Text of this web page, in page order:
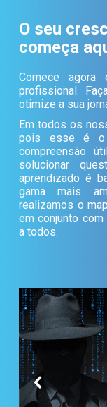
O seu
começa
Comece
profissional.
otimize a sua
Em todos os
pois esse é o
compreensão
solucionar
aprendizado é
gama mais
realizamos o
em conjunto
a todos.